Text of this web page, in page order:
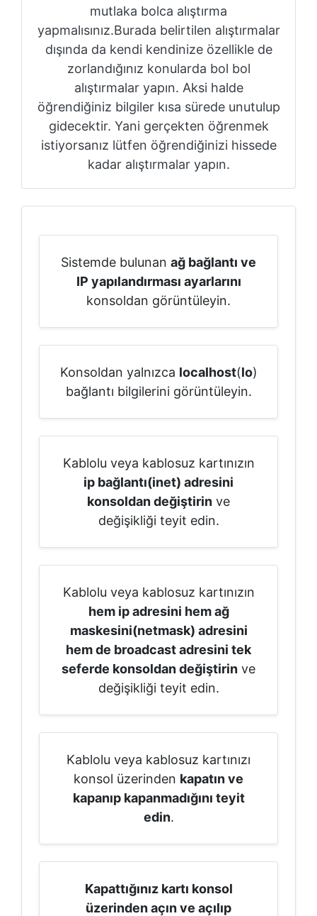
mutlaka bolca alıştırma
yapmalısınız.Burada belirtilen alıştırmalar
dışında da kendi kendinize özellikle de
zorlandığınız konularda bol bol
alıştırmalar yapın. Aksi halde
öğrendiğiniz bilgiler kısa sürede unutulup
gidecektir. Yani gerçekten öğrenmek
istiyorsanız lütfen öğrendiğinizi hissede
kadar alıştırmalar yapın.
Sistemde bulunan ağ bağlantı ve
IP yapılandırması ayarlarını
konsoldan görüntüleyin.
Konsoldan yalnızca localhost(lo)
bağlantı bilgilerini görüntüleyin.
Kablolu veya kablosuz kartınızın
ip bağlantı(inet) adresini
konsoldan değiştirin ve
değişikliği teyit edin.
Kablolu veya kablosuz kartınızın
hem ip adresini hem ağ
maskesini(netmask) adresini
hem de broadcast adresini tek
seferde konsoldan değiştirin ve
değişikliği teyit edin.
Kablolu veya kablosuz kartınızı
konsol üzerinden kapatın ve
kapanıp kapanmadığını teyit
edin.
Kapattığınız kartı konsol
üzerinden açın ve açılıp